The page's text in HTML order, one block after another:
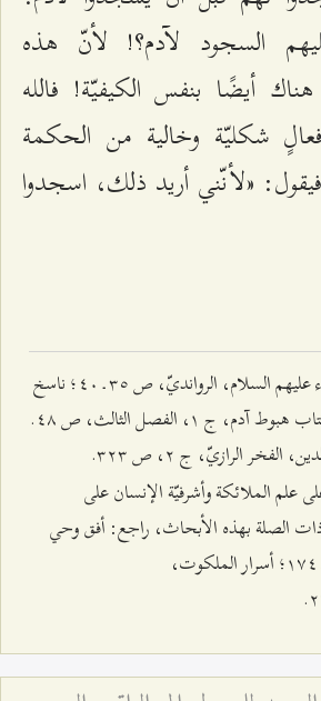
السجود لآدم؟! لأنّ هذه
أيضًا بنفس الكيفيّة! فالله
شكليّة وخالية من الحكمة
«لأنّني أريد ذلك، اسجدوا
راجع: قصص الأنبياء عليهم السلام، الروانديّ، ص ٣٥ ـ ٤۰؛ ناسخ
ج ۱، الفصل الثالث، ص ٤۸.
الرازيّ، ج ٢، ص ٣٢٣.
علم الملائكة وأشرفيّة الإنسان على
الصلة بهذه الأبحاث، راجع: أفق وحي
أسرار الملكوت،